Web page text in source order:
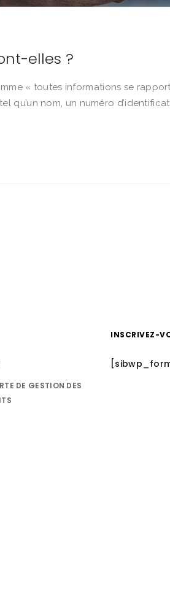
elles ?
« toutes informations se
nom, un numéro
DE GESTION DES
INSCRIVEZ-